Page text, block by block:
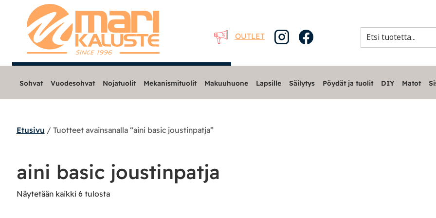
OUTLET
Sohvat
Nojatuolit
Mekanismituolit
Sohvat Vuodesohvat Nojatuolit Mekanismituolit Makuuhuone Lapsille Säilytys Pöydät ja tuolit DIY Matot
Etusivu / Tuotteet avainsanalla “aini basic joustinpatja”
aini basic joustinpatja
Näytetään kaikki 6 tulosta